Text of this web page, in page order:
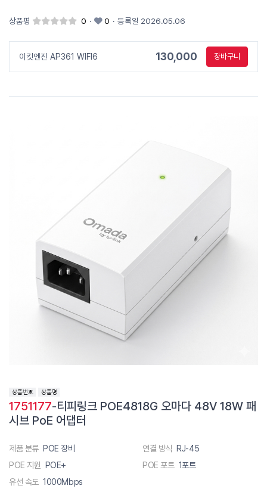
상품평 0 · 0 · 등록일 2026.05.06
이킷엔진 AP361 WIFI6 130,000 장바구니
1751177-티피링크 POE4818G 오마다 48V 18W 패
시브 PoE 어댑터
제품 분류 POE 장비 연결 방식 RJ-45
POE 지원 POE+ POE 포트 1포트
유선 속도 1000Mbps